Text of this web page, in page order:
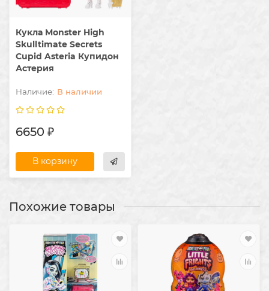
Кукла Monster High
Skulltimate Secrets
Cupid Asteria Купидон
Астерия
В наличии
6650 ₽
В корзину
Похожие товары